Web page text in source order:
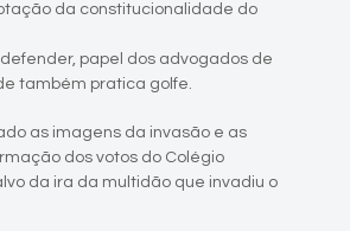
da constitucionalidade do
papel dos advogados de
também pratica golfe.
as imagens da invasão e as
dos votos do Colégio
da ira da multidão que invadiu o